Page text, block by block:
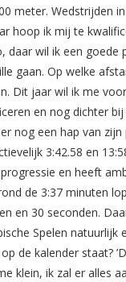
meter. Wedstrijden
hoop ik mij te
daar wil ik een goede
gaan. Op welke
Dit jaar wil ik me
en nog dichter
nog een hap van
3:42.58 en
en heeft
de 3:37 minuten
en 30 seconden.
Spelen natuurlijk
de kalender staat?
klein, ik zal er alles